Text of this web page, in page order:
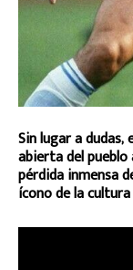
Sin lugar a
abierta del
pérdida inmensa
ícono de la